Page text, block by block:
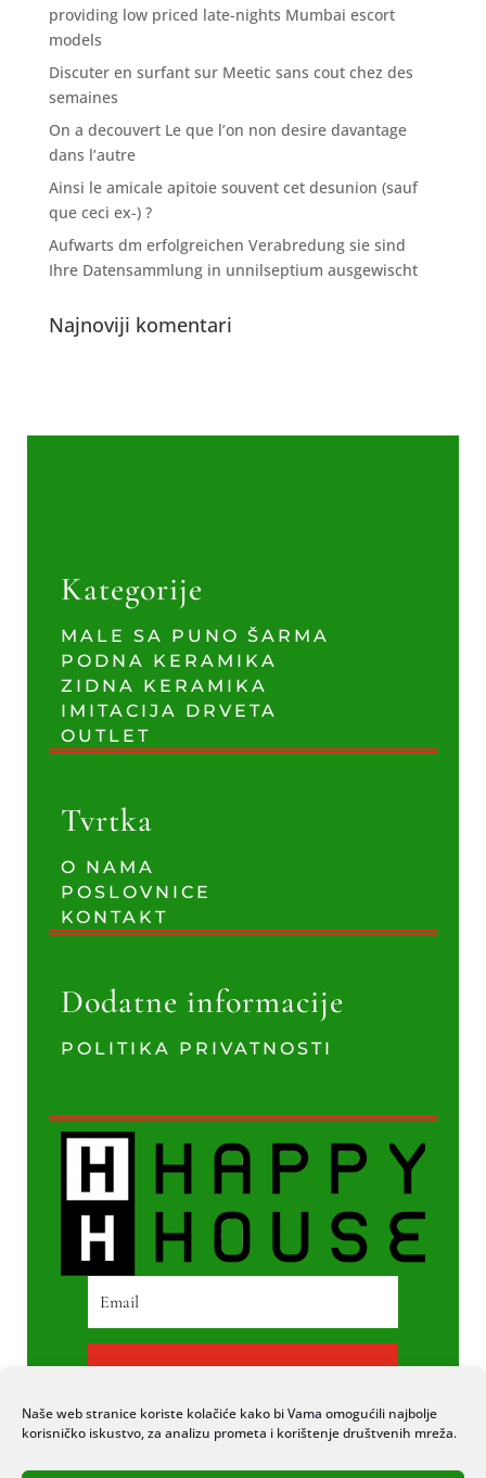
Naše web stranice koriste kolačiće kako bi Vama omogućili najbolje
korisničko iskustvo, za analizu prometa i korištenje društvenih mreža.
providing low priced late-nights Mumbai escort
models
Discuter en surfant sur Meetic sans cout chez des
semaines
On a decouvert Le que l’on non desire davantage
dans l’autre
Ainsi le amicale apitoie souvent cet desunion (sauf
que ceci ex-) ?
Aufwarts dm erfolgreichen Verabredung sie sind
Ihre Datensammlung in unnilseptium ausgewischt
Najnoviji komentari
Kategorije
MALE SA PUNO ŠARMA
PODNA KERAMIKA
ZIDNA KERAMIKA
IMITACIJA DRVETA
OUTLET
Tvrtka
O NAMA
POSLOVNICE
KONTAKT
Dodatne informacije
POLITIKA PRIVATNOSTI
PRETPLATI SE